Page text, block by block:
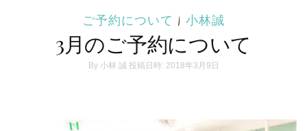
ご予約について | 小林誠
3月のご予約について
By 小林 誠 投稿日時: 2018年3月9日